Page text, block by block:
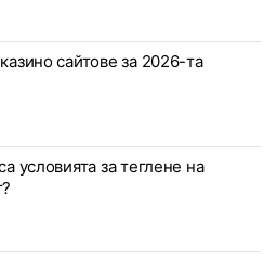
сайтове за 2026-та
условията за теглене на